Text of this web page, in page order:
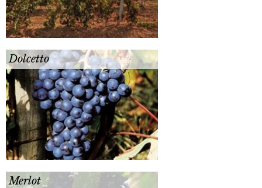
Dolcetto
Merlot